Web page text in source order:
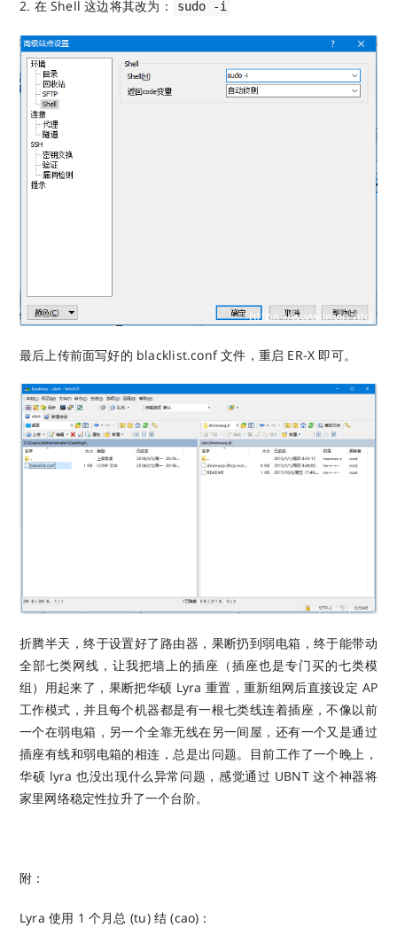
2. 在 Shell 这边将其改为： sudo -i
最后上传前面写好的 blacklist.conf 文件，重启 ER-X 即可。
折腾半天，终于设置好了路由器，果断扔到弱电箱，终于能带动
全部七类网线，让我把墙上的插座（插座也是专门买的七类模
组）用起来了，果断把华硕 Lyra 重置，重新组网后直接设定 AP
工作模式，并且每个机器都是有一根七类线连着插座，不像以前
一个在弱电箱，另一个全靠无线在另一间屋，还有一个又是通过
插座有线和弱电箱的相连，总是出问题。目前工作了一个晚上，
华硕 lyra 也没出现什么异常问题，感觉通过 UBNT 这个神器将
家里网络稳定性拉升了一个台阶。
附：
Lyra 使用 1 个月总 (tu) 结 (cao)：